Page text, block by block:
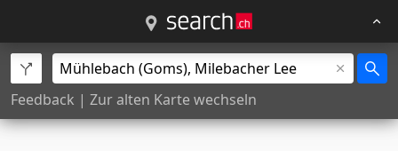
Feedback | Zur alten Karte wechseln